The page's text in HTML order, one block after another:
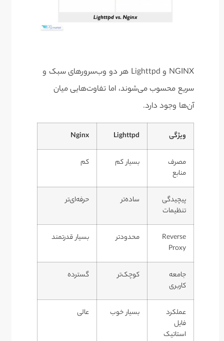
NGINX و Lighttpd هر دو وب‌سرورهای سبک و
سریع محسوب می‌شوند، اما تفاوت‌هایی میان
آن‌ها وجود دارد.
ویژگی Lighttpd
Nginx
مصرف
منابع
بسیار کم کم
پیچیدگی
تنظیمات
ساده‌تر حرفه‌ای‌تر
Reverse
Proxy
محدودتر بسیار قدرتمند
جامعه
کاربری
کوچک‌تر گسترده
عملکرد
فایل
استاتیک
بسیار خوب عالی